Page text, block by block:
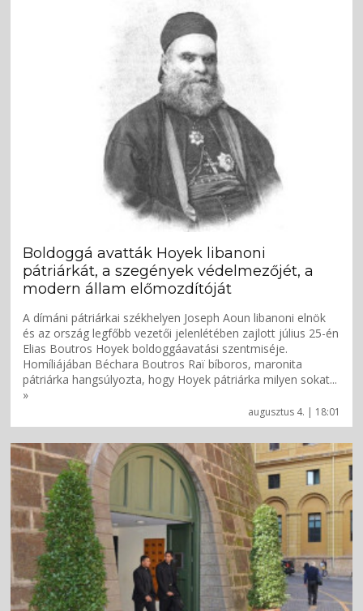
augusztus 4. | 18:01
Boldoggá avatták Hoyek libanoni
pátriárkát, a szegények védelmezőjét, a
modern állam előmozdítóját
A dímáni pátriárkai székhelyen Joseph Aoun libanoni elnök
és az ország legfőbb vezetői jelenlétében zajlott július 25-én
Elias Boutros Hoyek boldoggáavatási szentmiséje.
Homíliájában Béchara Boutros Raï bíboros, maronita
pátriárka hangsúlyozta, hogy Hoyek pátriárka milyen sokat...
»